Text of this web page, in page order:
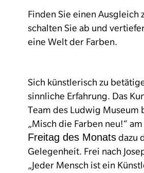
Finden Sie einen Ausgleich
schalten Sie ab und
eine Welt der Farben.
Sich künstlerisch zu
sinnliche Erfahrung. Das
Team des Ludwig Museum
„Misch die Farben neu!“ am
Freitag des Monatsdazu
Gelegenheit. Frei nach
„Jeder Mensch ist ein